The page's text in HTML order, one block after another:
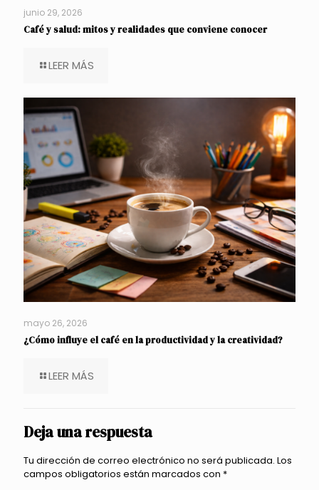
junio 29, 2026
Café y salud: mitos y realidades que conviene conocer
LEER MÁS
mayo 26, 2026
¿Cómo influye el café en la productividad y la creatividad?
LEER MÁS
Deja una respuesta
Tu dirección de correo electrónico no será publicada. Los
campos obligatorios están marcados con *